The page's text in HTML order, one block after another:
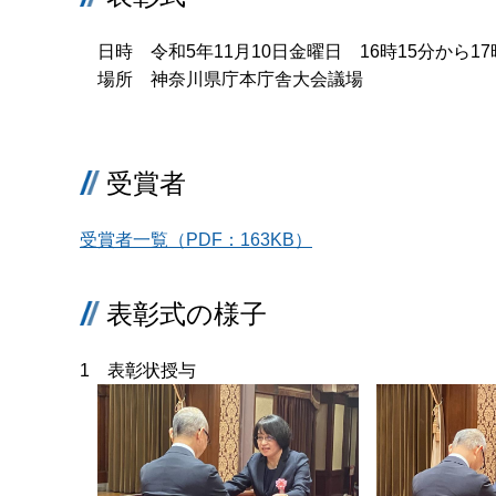
日時 令和5年11月10日金曜日 16時15分から17
場所 神奈川県庁本庁舎大会議場
受賞者
受賞者一覧（PDF：163KB）
表彰式の様子
1 表彰状授与